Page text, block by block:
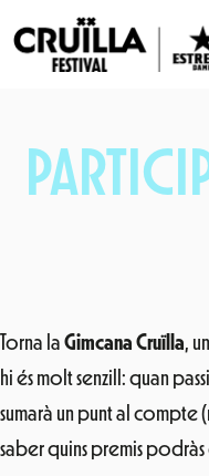
contingut
Torna la Gimcana Cruïlla,
hi és molt senzill: quan
sumarà un punt al compte
saber quins premis